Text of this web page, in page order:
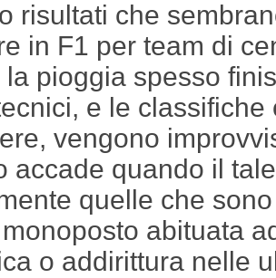
risultati che
in F1 per team di
la pioggia spesso
e le classifiche
vengono
accade quando il
quelle che
abituata
o addirittura nelle